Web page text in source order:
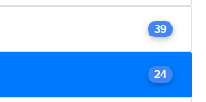
39
24